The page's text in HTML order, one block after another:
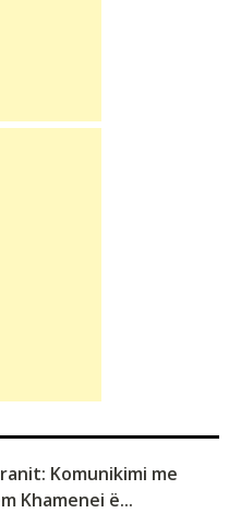
Komunikimi me
Khamenei ë...